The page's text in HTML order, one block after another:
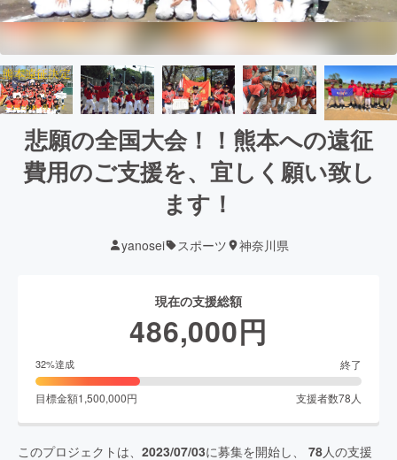
悲願の全国大会！！熊本への遠征
費用のご支援を、宜しく願い致し
ます！
yanosei スポーツ 神奈川県
現在の支援総額
486,000円
32%達成 終了
目標金額1,500,000円 支援者数78 人
このプロジェクトは、 2023/07/03に募集を開始し、 78人の支援